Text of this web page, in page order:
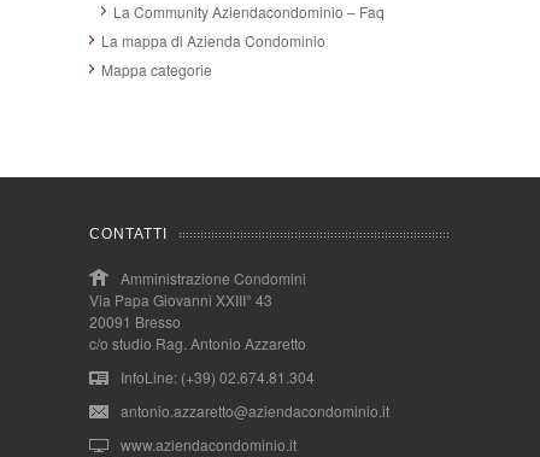
La Community Aziendacondominio – Faq
La mappa di Azienda Condominio
Mappa categorie
CONTATTI
Amministrazione Condomini
Via Papa Giovanni XXIII° 43
20091 Bresso
c/o studio Rag. Antonio Azzaretto
InfoLine: (+39) 02.674.81.304
antonio.azzaretto@aziendacondominio.it
www.aziendacondominio.it